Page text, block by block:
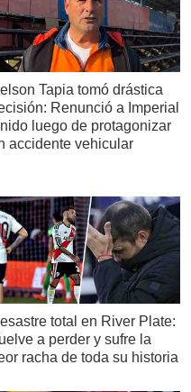
Tapia tomó drástica
Renunció a Imperial
luego de protagonizar
accidente vehicular
total en River Plate:
a perder y sufre la
racha de toda su historia